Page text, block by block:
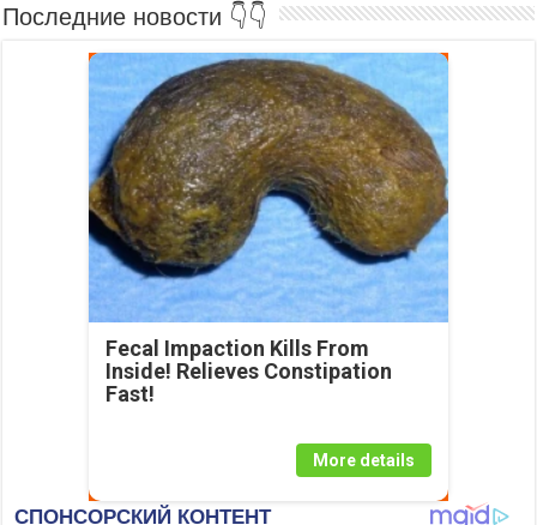
Последние новости 👇👇
Fecal Impaction Kills From
Inside! Relieves Constipation
Fast!
More details